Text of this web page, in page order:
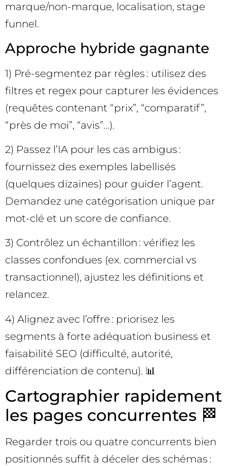
marque/non-marque, localisation, stage
funnel.
Approche hybride gagnante
1) Pré-segmentez par règles : utilisez des
filtres et regex pour capturer les évidences
(requêtes contenant “prix”, “comparatif”,
“près de moi”, “avis”…).
2) Passez l’IA pour les cas ambigus :
fournissez des exemples labellisés
(quelques dizaines) pour guider l’agent.
Demandez une catégorisation unique par
mot-clé et un score de confiance.
3) Contrôlez un échantillon : vérifiez les
classes confondues (ex. commercial vs
transactionnel), ajustez les définitions et
relancez.
4) Alignez avec l’offre : priorisez les
segments à forte adéquation business et
faisabilité SEO (difficulté, autorité,
différenciation de contenu). 📊
Cartographier rapidement
les pages concurrentes 🏁
Regarder trois ou quatre concurrents bien
positionnés suffit à déceler des schémas :